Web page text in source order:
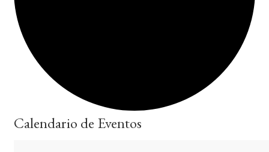
Calendario de Eventos